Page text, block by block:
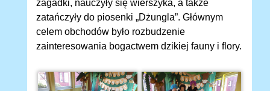
zagadki, nauczyły się wierszyka, a także
zatańczyły do piosenki „Dżungla”. Głównym
celem obchodów było rozbudzenie
zainteresowania bogactwem dzikiej fauny i flory.